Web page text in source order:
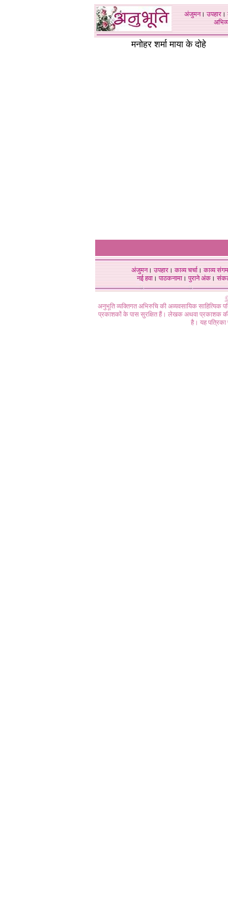
अंजुमन।उपहार।
मनोहर शर्मा माया के दोहे
अंजुमन।उपहार।काव्य चर्चा।काव्य संगम
नई हवा। पाठकनामा। पुराने अंक।
अनुभूति व्यक्तिगत अभिरुचि की अव्यवसायिक
प्रकाशकों के पास सुरक्षित हैं। लेखक अथवा प्रकाशक की
है। यह पत्रिका